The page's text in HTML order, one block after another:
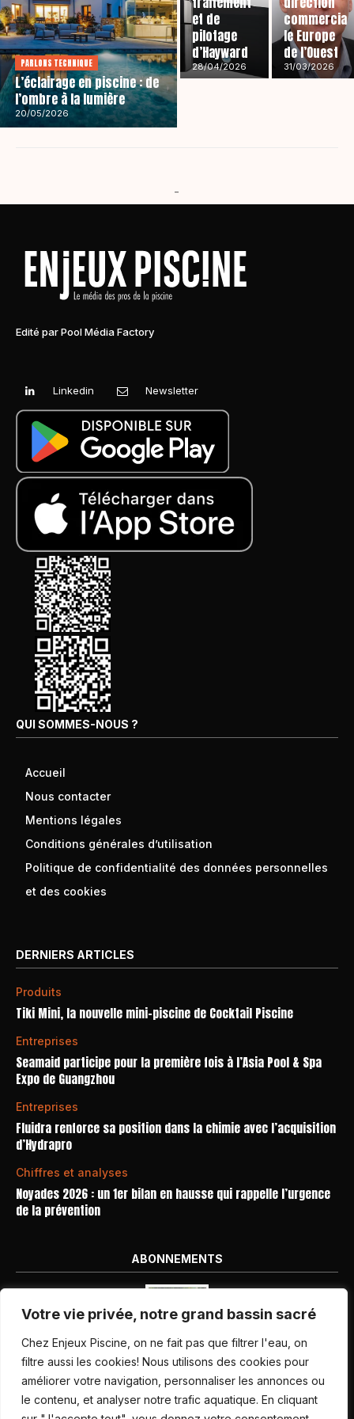
Votre vie privée, notre grand bassin sacré
Chez Enjeux Piscine, on ne fait pas que filtrer l'eau, on
filtre aussi les cookies! Nous utilisons des cookies pour
améliorer votre navigation, personnaliser les annonces ou
le contenu, et analyser notre trafic aquatique. En cliquant
PARLONS TECHNIQUE
L’éclairage en piscine : de
l’ombre à la lumière
20/05/2026
et de
pilotage
d’Hayward
28/04/2026
commercia
le Europe
de l’Ouest
31/03/2026
-
Edité par Pool Média Factory
Linkedin Newsletter
QUI SOMMES-NOUS ?
Accueil
Nous contacter
Mentions légales
Conditions générales d’utilisation
Politique de confidentialité des données personnelles
et des cookies
DERNIERS ARTICLES
Produits
Tiki Mini, la nouvelle mini-piscine de Cocktail Piscine
Entreprises
Seamaid participe pour la première fois à l’Asia Pool & Spa
Expo de Guangzhou
Entreprises
Fluidra renforce sa position dans la chimie avec l’acquisition
d’Hydrapro
Chiffres et analyses
Noyades 2026 : un 1er bilan en hausse qui rappelle l’urgence
de la prévention
ABONNEMENTS
Nos dernières parutions
Abonnement magazine